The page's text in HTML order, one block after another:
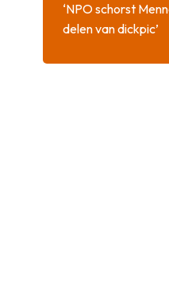
‘NPO schorst
delen van dickpic’